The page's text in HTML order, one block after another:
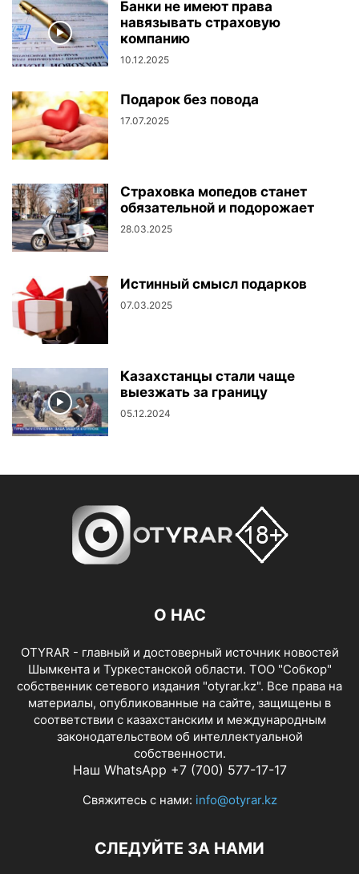
Банки не имеют права
навязывать страховую
компанию
10.12.2025
Подарок без повода
17.07.2025
Страховка мопедов станет
обязательной и подорожает
28.03.2025
Истинный смысл подарков
07.03.2025
Казахстанцы стали чаще
выезжать за границу
05.12.2024
О НАС
OTYRAR - главный и достоверный источник новостей
Шымкента и Туркестанской области. ТОО "Собкор"
собственник сетевого издания "otyrar.kz". Все права на
материалы, опубликованные на сайте, защищены в
соответствии с казахстанским и международным
законодательством об интеллектуальной
собственности.
Наш WhatsApp +7 (700) 577-17-17
Свяжитесь с нами: info@otyrar.kz
СЛЕДУЙТЕ ЗА НАМИ